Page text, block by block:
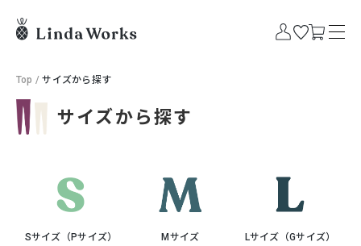
Top /サイズから探す
サイズから探す
Sサイズ（Pサイズ） Mサイズ Lサイズ（Gサイズ）